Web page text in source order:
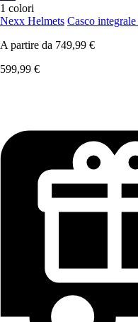
1 colori
Nexx Helmets Casco
A partire da 749,99 €
599,99 €